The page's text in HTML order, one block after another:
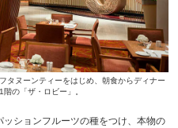
タヌーンティーをはじめ、朝食からディナー
の「ザ・ロビー」。
ションフルーツの種をつけ、本物の